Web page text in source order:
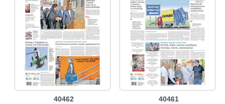
40462 40461